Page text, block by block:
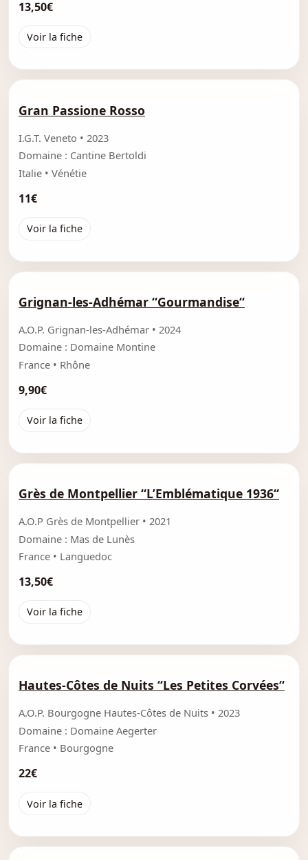
13,50€
Voir la fiche
Gran Passione Rosso
I.G.T. Veneto • 2023
Domaine : Cantine Bertoldi
Italie • Vénétie
11€
Voir la fiche
Grignan-les-Adhémar “Gourmandise“
A.O.P. Grignan-les-Adhémar • 2024
Domaine : Domaine Montine
France • Rhône
9,90€
Voir la fiche
Grès de Montpellier “L’Emblématique 1936“
A.O.P Grès de Montpellier • 2021
Domaine : Mas de Lunès
France • Languedoc
13,50€
Voir la fiche
Hautes-Côtes de Nuits “Les Petites Corvées“
A.O.P. Bourgogne Hautes-Côtes de Nuits • 2023
Domaine : Domaine Aegerter
France • Bourgogne
22€
Voir la fiche